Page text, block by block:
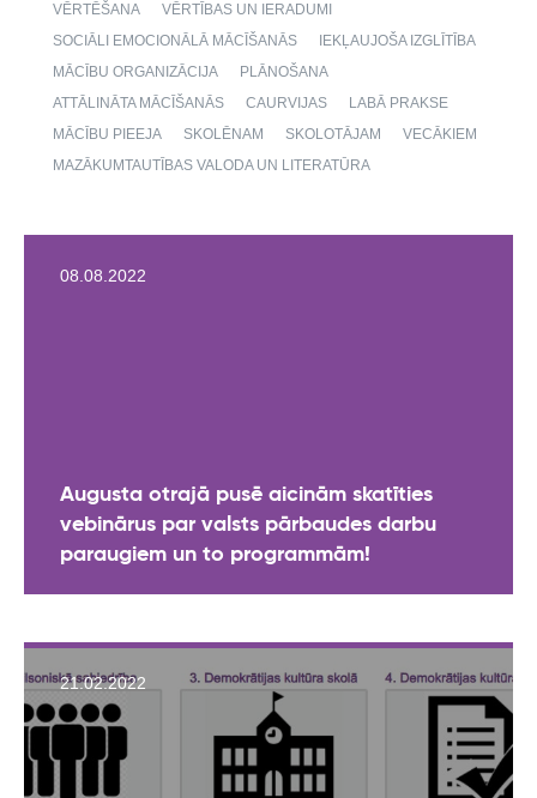
VĒRTĒŠANA
VĒRTĪBAS UN IERADUMI
SOCIĀLI EMOCIONĀLĀ MĀCĪŠANĀS
IEKĻAUJOŠA IZGLĪTĪBA
MĀCĪBU ORGANIZĀCIJA
PLĀNOŠANA
ATTĀLINĀTA MĀCĪŠANĀS
CAURVIJAS
LABĀ PRAKSE
MĀCĪBU PIEEJA
SKOLĒNAM SKOLOTĀJAM
VECĀKIEM
MAZĀKUMTAUTĪBAS VALODA UN LITERATŪRA
08.08.2022
Augusta otrajā pusē aicinām skatīties
vebinārus par valsts pārbaudes darbu
paraugiem un to programmām!
21.02.2022